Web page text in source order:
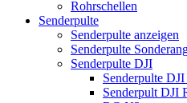
Rohrschellen
Senderpulte
Senderpulte anzeigen
Senderpulte
Senderpulte DJI
Senderpulte DJI
Senderpult